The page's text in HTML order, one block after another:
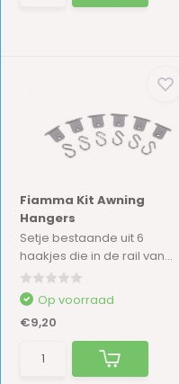
Fiamma Kit Awning
Hangers
Setje bestaande uit 6
haakjes die in de rail van...
Op voorraad
€9,20